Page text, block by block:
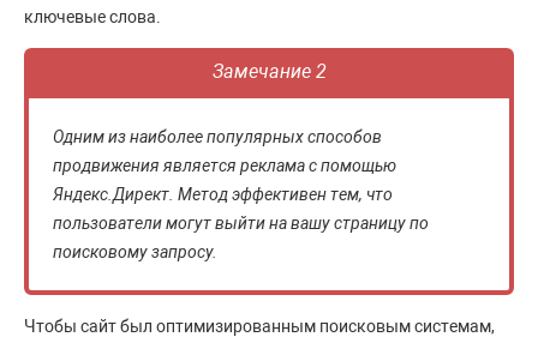
ключевые слова.
Замечание 2
Одним из наиболее популярных способов
продвижения является реклама с помощью
Яндекс.Директ. Метод эффективен тем, что
пользователи могут выйти на вашу страницу по
поисковому запросу.
Чтобы сайт был оптимизированным поисковым системам,